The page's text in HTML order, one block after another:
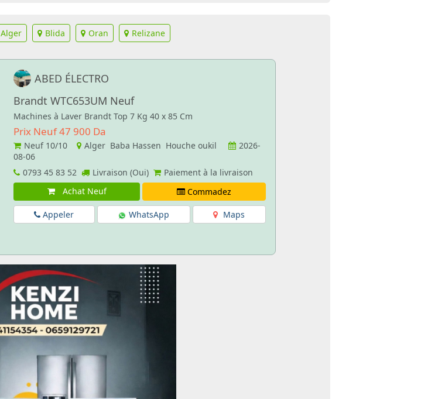
Alger Blida Oran Relizane
ABED ÉLECTRO
Brandt WTC653UM Neuf
Machines à Laver Brandt Top 7 Kg 40 x 85 Cm
Prix Neuf 47 900 Da
Neuf 10/10 Alger Baba Hassen Houche oukil
2026-
08-06
0793 45 83 52
Livraison (Oui)
Paiement à la livraison
Achat Neuf
Commadez
Appeler WhatsApp Maps